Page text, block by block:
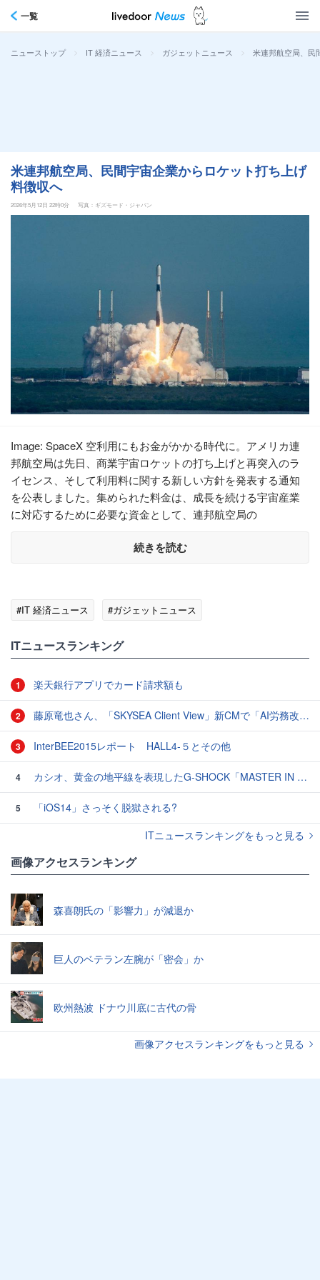
一覧
ニューストップ > IT 経済ニュース > ガジェットニュース > 米連邦航空局、民
米連邦航空局、民間宇宙企業からロケット打ち上げ
料徴収へ
2026年5月12日 22時0分 写真：ギズモード・ジャパン
Image: SpaceX 空利用にもお金がかかる時代に。アメリカ連
邦航空局は先日、商業宇宙ロケットの打ち上げと再突入のラ
イセンス、そして利用料に関する新しい方針を発表する通知
を公表しました。集められた料金は、成長を続ける宇宙産業
に対応するために必要な資金として、連邦航空局の
続きを読む
#IT 経済ニュース #ガジェットニュース
ITニュースランキング
1 楽天銀行アプリでカード請求額も
2 藤原竜也さん、「SKYSEA Client View」新CMで「AI労務改善」をアピール 働き方をAIが分析したら「すぐに休んで」と言われる？
3 InterBEE2015レポート HALL4-５とその他
4 カシオ、黄金の地平線を表現したG-SHOCK「MASTER IN HORIZON GOLD」3モデル
5
「iOS14」さっそく脱獄される?
ITニュースランキングをもっと見る
画像アクセスランキング
森喜朗氏の「影響力」が減退か
巨人のベテラン左腕が「密会」か
欧州熱波 ドナウ川底に古代の骨
画像アクセスランキングをもっと見る